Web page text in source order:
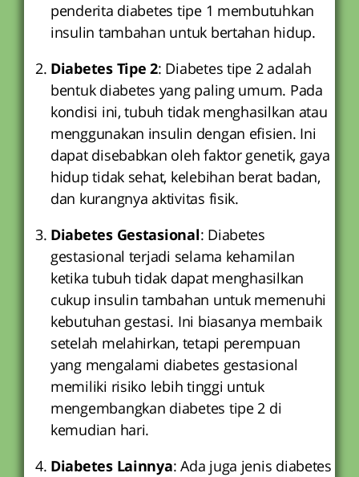
penderita diabetes tipe 1 membutuhkan
insulin tambahan untuk bertahan hidup.
Diabetes Tipe 2: Diabetes tipe 2 adalah
bentuk diabetes yang paling umum. Pada
kondisi ini, tubuh tidak menghasilkan atau
menggunakan insulin dengan efisien. Ini
dapat disebabkan oleh faktor genetik, gaya
hidup tidak sehat, kelebihan berat badan,
dan kurangnya aktivitas fisik.
Diabetes Gestasional: Diabetes
gestasional terjadi selama kehamilan
ketika tubuh tidak dapat menghasilkan
cukup insulin tambahan untuk memenuhi
kebutuhan gestasi. Ini biasanya membaik
setelah melahirkan, tetapi perempuan
yang mengalami diabetes gestasional
memiliki risiko lebih tinggi untuk
mengembangkan diabetes tipe 2 di
kemudian hari.
Diabetes Lainnya: Ada juga jenis diabetes